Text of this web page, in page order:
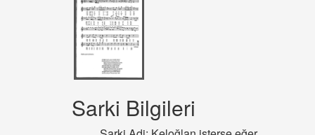
Sarki Bilgileri